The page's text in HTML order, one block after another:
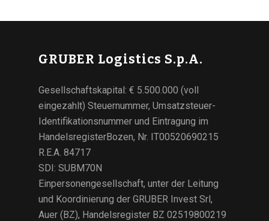
GRUBER Logistics S.p.A.
Gesellschaftskapital: € 5.500.000 (voll
eingezahlt) Steuernummer, Umsatzsteuer-
Identifikationsnummer und Eintragung im
HandelsregisterBozen, Nr. IT00520690215
R.E.A. 84717
SDI: SUBM70N
Einpersonengesellschaft, unter der Leitung
und Koordinierung der GRUBER Invest Srl,
Auer (BZ), Handelsregister BZ 02519800219